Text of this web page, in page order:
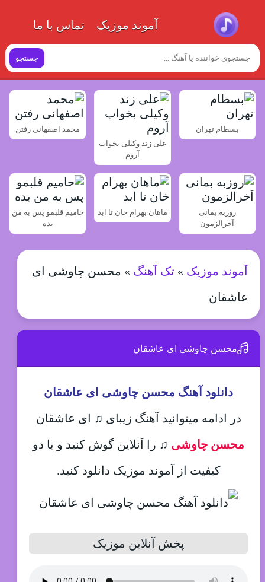
آموند موزیک تماس با ما
جستجو
بسطام تهران
علی زند وکیلی بخواب
آروم
محمد اصفهانی رفتن
روزبه بمانی
آخرالزمون
ماهان بهرام خان تا ابد
حامیم قلبمو پس به من
بده
آموند موزیک » تک آهنگ » محسن چاوشی ای
عاشقان
محسن چاوشی ای عاشقان
دانلود آهنگ محسن چاوشی ای عاشقان
در ادامه میتوانید آهنگ زیبای ♫ ای عاشقان
محسن چاوشی ♫ را آنلاین گوش کنید و با دو
کیفیت از آموند موزیک دانلود کنید.
پخش آنلاین موزیک